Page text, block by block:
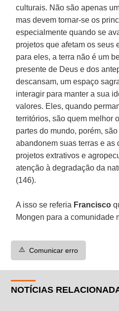
culturais. Não são apenas
mas devem tornar-se os
especialmente quando se
projetos que afetam os seus
para eles, a terra não é um
presente de Deus e dos
descansam, um espaço
interagir para manter a sua
valores. Eles, quando
territórios, são quem melhor
partes do mundo, porém,
abandonem suas terras e as
projetos extrativos e
atenção à degradação da
(146).
A isso se referia Francisco
Mongen para a comunidade
⚠️ Comunicar erro
NOTÍCIAS